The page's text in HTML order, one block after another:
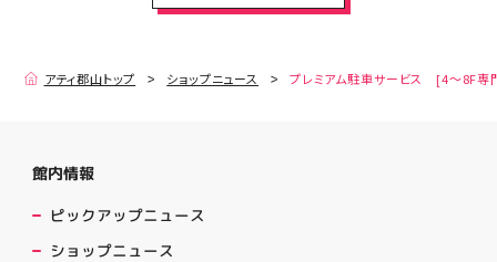
アティ郡山トップ ショップニュース プレミアム駐車サービス [4～8F専
館内情報
ピックアップニュース
ショップニュース